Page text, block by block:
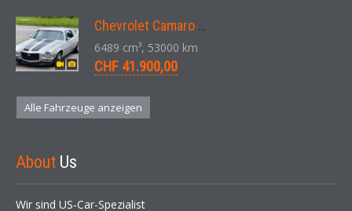
Chevrolet Camaro SS 396 LS3 Coupe Aut. 1971
6489 cm³, 53000 km
CHF 41.900,00
Alle Fahrzeuge anzeigen
About Us
Wir sind US-Car-Spezialist